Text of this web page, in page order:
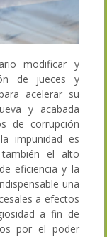
modificar y
de jueces y
acelerar su
y acabada
de corrupción
impunidad es
el alto
eficiencia y la
una
a efectos
a fin de
por el poder